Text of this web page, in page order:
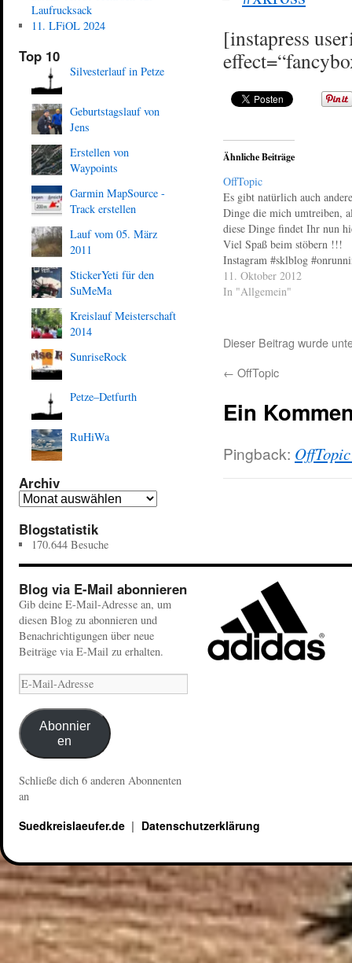
[instapress
Ähnliche Beiträge
OffTopic
Es gibt natürlich auch andere
Dinge die mich umtreiben,
diese Dinge findet Ihr nun
Viel Spaß beim stöbern !!!
Instagram #sklblog
#sponser #xkross
11. Oktober 2012
In "Allgemein"
Dieser Beitrag wurde
← OffTopic
Ein
Pingback:
Laufrucksack
11. LFiOL 2024
Top 10
Silvesterlauf in Petze
Geburtstagslauf von
Jens
Erstellen von
Waypoints
Garmin MapSource -
Track erstellen
Lauf vom 05. März
2011
StickerYeti für den
SuMeMa
Kreislauf Meisterschaft
2014
SunriseRock
Petze–Detfurth
RuHiWa
Archiv
Blogstatistik
170.644 Besuche
Blog via E-Mail abonnieren
Gib deine E-Mail-Adresse an, um
diesen Blog zu abonnieren und
Benachrichtigungen über neue
Beiträge via E-Mail zu erhalten.
Abonnier
en
Schließe dich 6 anderen Abonnenten
an
Suedkreislaeufer.de Datenschutzerklärung